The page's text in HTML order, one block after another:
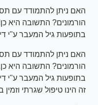
האם ניתן להתמודד עם
הורמונים? התשובה היא כן!
בתופעות גיל המעבר ע"י
האם ניתן להתמודד עם
הורמונים? התשובה היא כן.
בתופעות גיל המעבר ע"י
זה הינו טיפול שגרתי